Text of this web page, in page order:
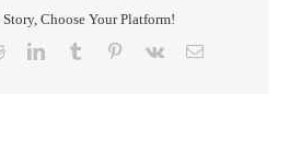
Story, Choose Your Platform!
RedditLinkedInTumblr Pinterest
Vk Email